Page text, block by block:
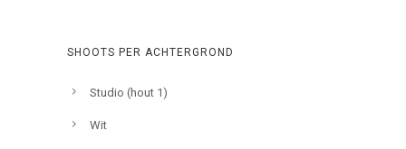
SHOOTS PER ACHTERGROND
Studio (hout 1)
Wit